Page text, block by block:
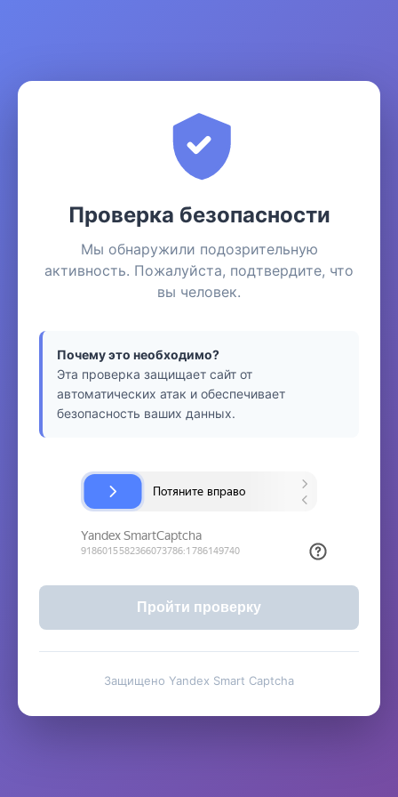
Проверка безопасности
Мы обнаружили подозрительную
активность. Пожалуйста, подтвердите, что
вы человек.
Почему это необходимо?
Эта проверка защищает сайт от
автоматических атак и обеспечивает
безопасность ваших данных.
Пройти проверку
Защищено Yandex Smart Captcha